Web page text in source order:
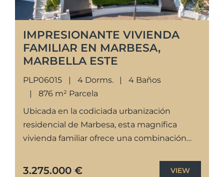
IMPRESIONANTE VIVIENDA
FAMILIAR EN MARBESA,
MARBELLA ESTE
PLP06015 4 Dorms.
4 Baños
876 m² Parcela
Ubicada en la codiciada urbanización
residencial de Marbesa, esta magnífica
vivienda familiar ofrece una combinación
de vida junto al mar. Situada a tan solo...
3.275.000 € VIEW